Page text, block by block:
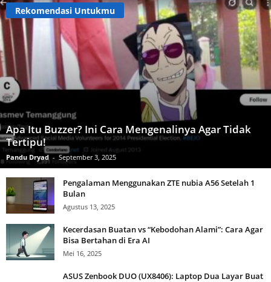
Rekomendasi Untukmu
Apa Itu Buzzer? Ini Cara Mengenalinya Agar Tidak
Tertipu!
Pandu Dryad - September 3, 2025
Pengalaman Menggunakan ZTE nubia A56 Setelah 1
Bulan
Agustus 13, 2025
Kecerdasan Buatan vs “Kebodohan Alami”: Cara Agar
Bisa Bertahan di Era AI
Mei 16, 2025
ASUS Zenbook DUO (UX8406): Laptop Dua Layar Buat